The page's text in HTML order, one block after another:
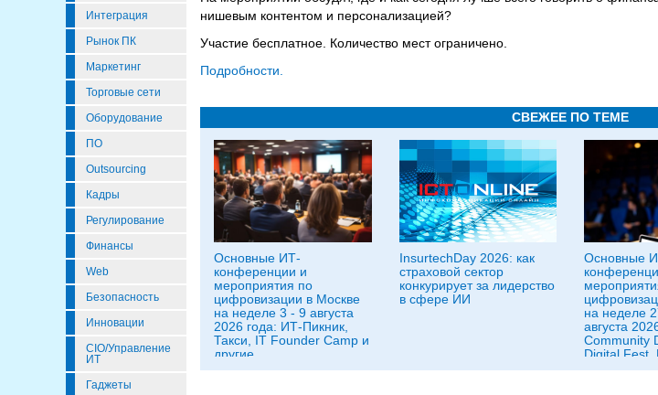
Интеграция
Рынок ПК
Маркетинг
Торговые сети
Оборудование
ПО
Outsourcing
Кадры
Регулирование
Финансы
Web
Безопасность
Инновации
CIO/Управление
ИТ
Гаджеты
нишевым контентом и персонализацией?
Участие бесплатное. Количество мест ограничено.
Подробности.
СВЕЖЕЕ ПО ТЕМЕ
Основные ИТ-
конференции и
мероприятия по
цифровизации в Москве
на неделе 3 - 9 августа
2026 года: ИТ-Пикник,
Такси, IT Founder Camp и
другие
InsurtechDay 2026: как
страховой сектор
конкурирует за лидерство
в сфере ИИ
Основные
на неделе
августа
Community
Digital